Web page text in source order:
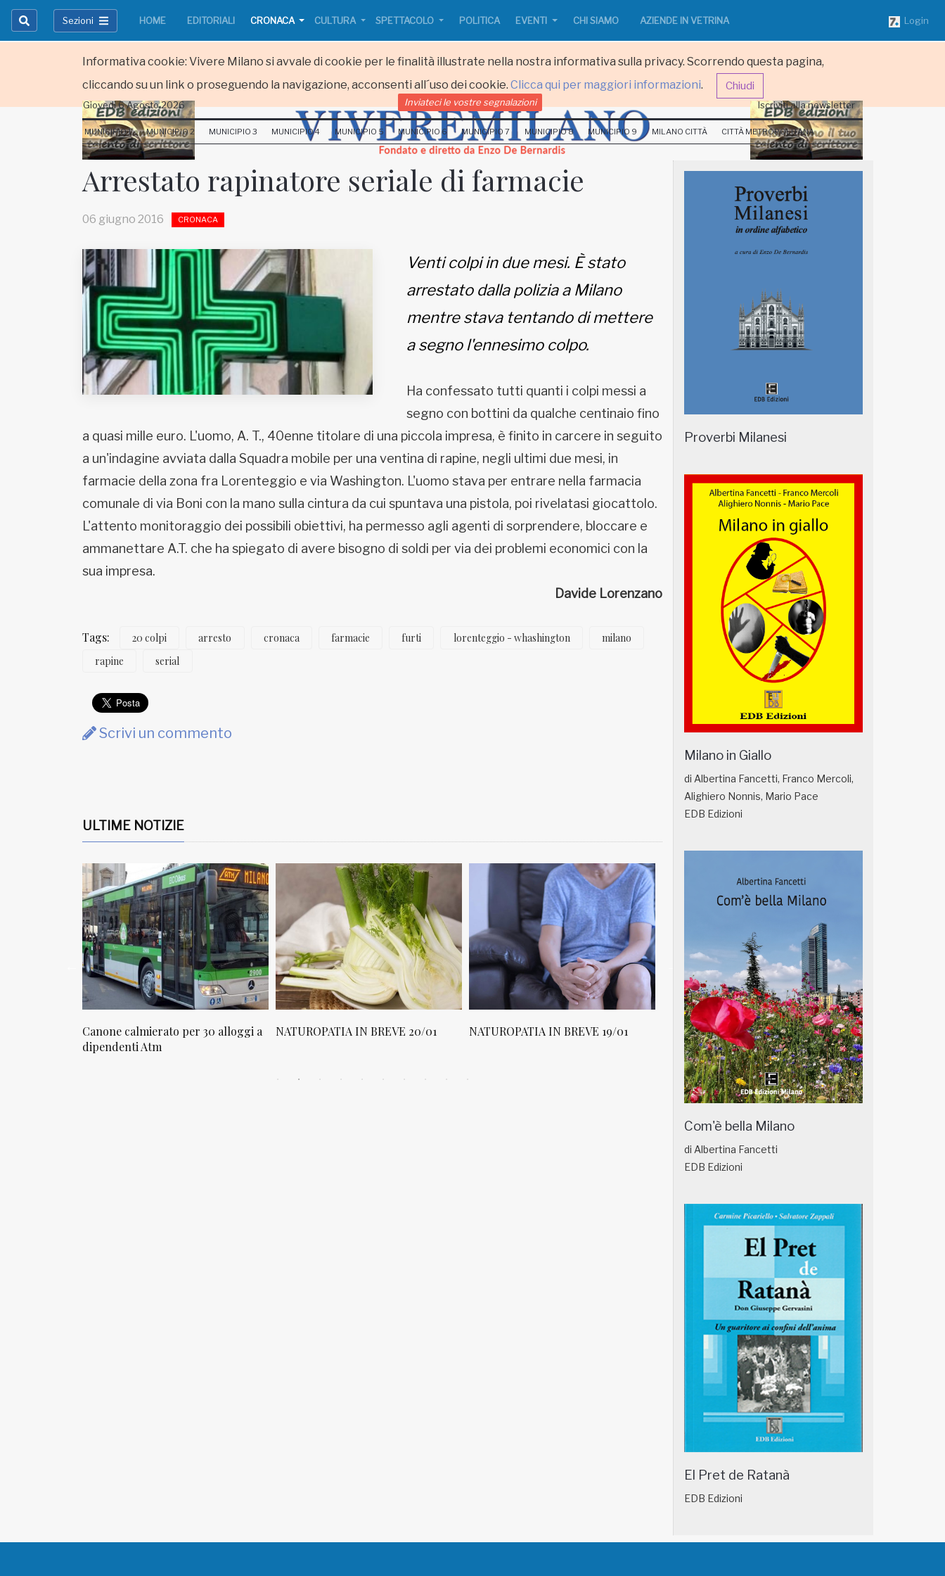
Informativa cookie: Vivere Milano si avvale di cookie per le finalità illustrate nella nostra informativa sulla privacy. Scorrendo questa pagina,
cliccando su un link o proseguendo la navigazione, acconsenti all´uso dei cookie. Clicca qui per maggiori informazioni. Chiudi
Sezioni HOME EDITORIALI CRONACA CULTURA SPETTACOLO POLITICA EVENTI CHI SIAMO AZIENDE IN VETRINA Login
Inviateci le vostre segnalazioni
Iscriviti alla newsletter
www.viveremilano.info
Fondato e diretto da Enzo De
EDB edizioni - Via Brivio angolo C.
Imbonati, 89 20159 Milano (Italia)
Informativa sulla privacy
Giovedi 6 Agosto 2026 Inviateci le vostre segnalazioni Iscriviti alla newsletter
MUNICIPIO 1 MUNICIPIO 2 MUNICIPIO 3 MUNICIPIO 4 MUNICIPIO 5 MUNICIPIO 6 MUNICIPIO 7 MUNICIPIO 8 MUNICIPIO 9 MILANO CITTÀ CITTÀ METROPOLITANA
Arrestato rapinatore seriale di farmacie
06 giugno 2016 CRONACA
Venti colpi in due mesi. È stato
arrestato dalla polizia a Milano
mentre stava tentando di mettere
a segno l'ennesimo colpo.
Ha confessato tutti quanti i colpi messi a
segno con bottini da qualche centinaio fino
a quasi mille euro. L'uomo, A. T., 40enne titolare di una piccola impresa, è finito in carcere in seguito
a un'indagine avviata dalla Squadra mobile per una ventina di rapine, negli ultimi due mesi, in
farmacie della zona fra Lorenteggio e via Washington. L'uomo stava per entrare nella farmacia
comunale di via Boni con la mano sulla cintura da cui spuntava una pistola, poi rivelatasi giocattolo.
L'attento monitoraggio dei possibili obiettivi, ha permesso agli agenti di sorprendere, bloccare e
ammanettare A.T. che ha spiegato di avere bisogno di soldi per via dei problemi economici con la
sua impresa.
Davide Lorenzano
Tags: 20 colpi arresto cronaca farmacie furti lorenteggio - whashington
milano
rapine
serial
Scrivi un commento
ULTIME NOTIZIE
Canone calmierato per 30 alloggi a
dipendenti Atm
NATUROPATIA IN BREVE 20/01 NATUROPATIA IN BREVE 19/01 NATUROPATIA IN BREVE 18/01 NATUROPATIA
Proverbi Milanesi
Milano in Giallo
di Albertina Fancetti, Franco Mercoli,
Alighiero Nonnis, Mario Pace
EDB Edizioni
Com'è bella Milano
di Albertina Fancetti
EDB Edizioni
El Pret de Ratanà
EDB Edizioni